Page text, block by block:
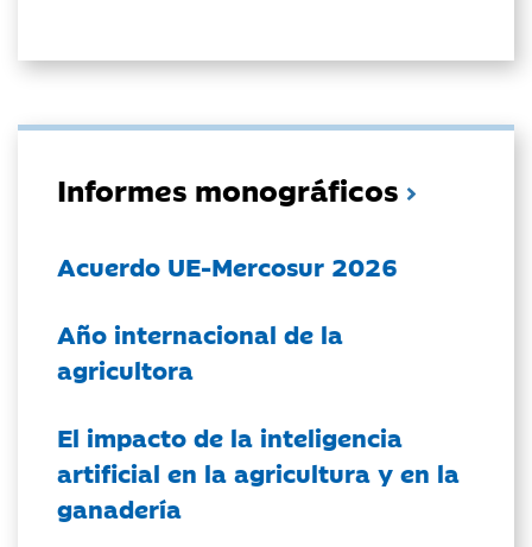
Informes monográficos
Acuerdo UE-Mercosur 2026
Año internacional de la
agricultora
El impacto de la inteligencia
artificial en la agricultura y en la
ganadería